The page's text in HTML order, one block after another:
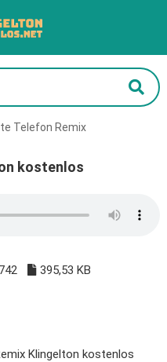
Telefon Remix
kostenlos
742 395,53 KB
Klingelton kostenlos